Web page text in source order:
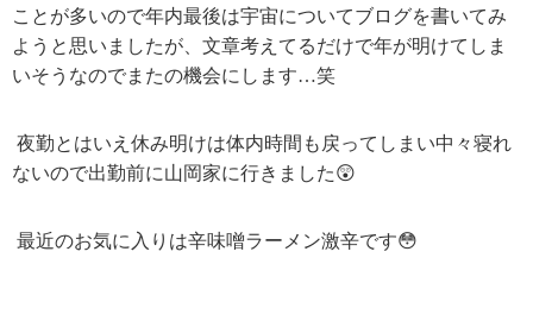
ことが多いので年内最後は宇宙についてブログを書いてみ
ようと思いましたが、文章考えてるだけで年が明けてしま
いそうなのでまたの機会にします…笑
夜勤とはいえ休み明けは体内時間も戻ってしまい中々寝れ
ないので出勤前に山岡家に行きました😲
最近のお気に入りは辛味噌ラーメン激辛です😳